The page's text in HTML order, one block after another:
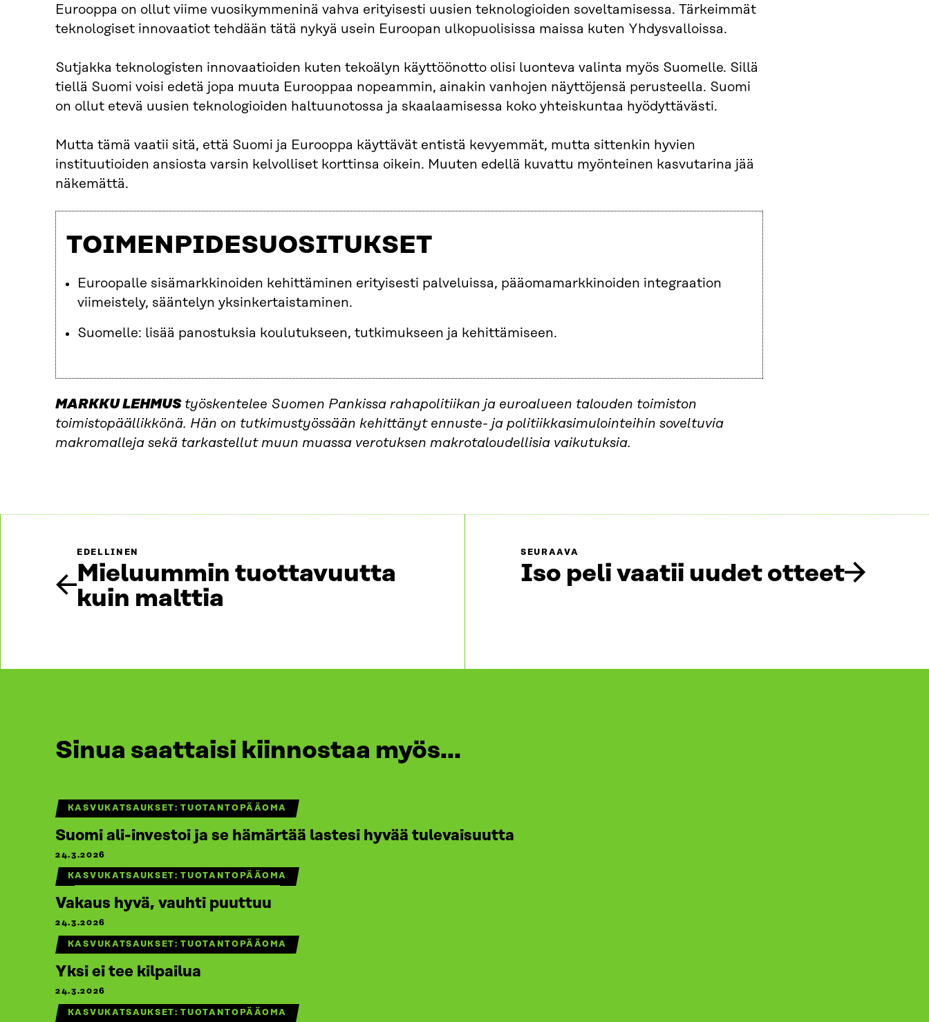
Eurooppa on ollut viime vuosikymmeninä vahva erityisesti uusien teknologioiden soveltamisessa. Tärkeimmät
teknologiset innovaatiot tehdään tätä nykyä usein Euroopan ulkopuolisissa maissa kuten Yhdysvalloissa.
Sutjakka teknologisten innovaatioiden kuten tekoälyn käyttöönotto olisi luonteva valinta myös Suomelle. Sillä
tiellä Suomi voisi edetä jopa muuta Eurooppaa nopeammin, ainakin vanhojen näyttöjensä perusteella. Suomi
on ollut etevä uusien teknologioiden haltuunotossa ja skaalaamisessa koko yhteiskuntaa hyödyttävästi.
Mutta tämä vaatii sitä, että Suomi ja Eurooppa käyttävät entistä kevyemmät, mutta sittenkin hyvien
instituutioiden ansiosta varsin kelvolliset korttinsa oikein. Muuten edellä kuvattu myönteinen kasvutarina jää
näkemättä.
TOIMENPIDESUOSITUKSET
Euroopalle sisämarkkinoiden kehittäminen erityisesti palveluissa, pääomamarkkinoiden integraation
viimeistely, sääntelyn yksinkertaistaminen.
Suomelle: lisää panostuksia koulutukseen, tutkimukseen ja kehittämiseen.
MARKKU LEHMUStyöskentelee Suomen Pankissa rahapolitiikan ja euroalueen talouden toimiston
toimistopäällikkönä. Hän on tutkimustyössään kehittänyt ennuste- ja politiikkasimulointeihin soveltuvia
makromalleja sekä tarkastellut muun muassa verotuksen makrotaloudellisia vaikutuksia.
EDELLINEN
Mieluummin tuottavuutta
kuin malttia
SEURAAVA
Iso peli vaatii uudet otteet
Sinua saattaisi kiinnostaa myös...
KASVUKATSAUKSET: TUOTANTOPÄÄOMA
Suomi ali-investoi ja se hämärtää lastesi hyvää tulevaisuutta
24.3.2026
KASVUKATSAUKSET: TUOTANTOPÄÄOMA
Vakaus hyvä, vauhti puuttuu
24.3.2026
KASVUKATSAUKSET: TUOTANTOPÄÄOMA
Yksi ei tee kilpailua
24.3.2026
KASVUKATSAUKSET: TUOTANTOPÄÄOMA